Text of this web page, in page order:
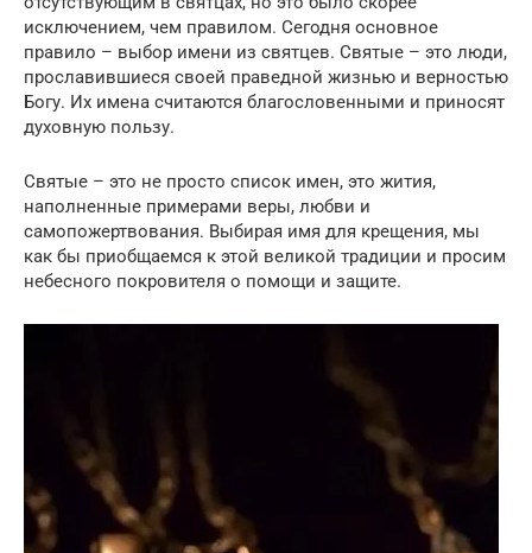
исключением, чем правилом. Сегодня основное
правило – выбор имени из святцев. Святые – это люди,
прославившиеся своей праведной жизнью и верностью
Богу. Их имена считаются благословенными и приносят
духовную пользу.
Святые – это не просто список имен, это жития,
наполненные примерами веры, любви и
самопожертвования. Выбирая имя для крещения, мы
как бы приобщаемся к этой великой традиции и просим
небесного покровителя о помощи и защите.